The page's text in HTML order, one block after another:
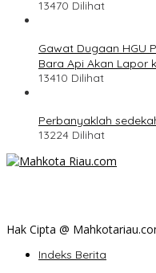
13470 Dilihat
Gawat Dugaan HGU
Bara Api Akan Lapor
13410 Dilihat
Perbanyaklah
13224 Dilihat
Hak Cipta @
Indeks Berita